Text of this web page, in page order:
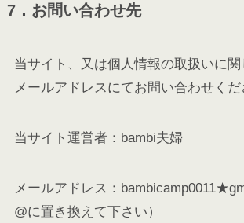
7．お問い合わせ先
当サイト、又は個人情報の取扱いに
メールアドレスにてお問い合わせくだ
当サイト運営者：bambi夫婦
メールアドレス：
@に置き換えて下さい）